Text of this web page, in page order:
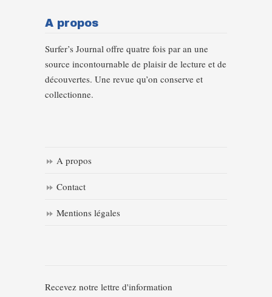
A propos
Surfer’s Journal offre quatre fois par an une
source incontournable de plaisir de lecture et de
découvertes. Une revue qu’on conserve et
collectionne.
A propos
Contact
Mentions légales
Recevez notre lettre d'information